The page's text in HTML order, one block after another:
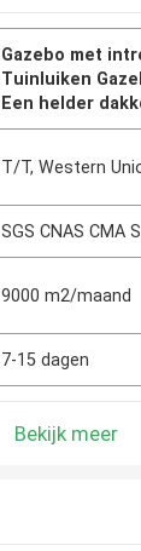
Gazebo met
Tuinluiken
Een helder
T/T, Western
SGS CNAS CMA
9000 m2/maand
7-15 dagen
Bekijk meer